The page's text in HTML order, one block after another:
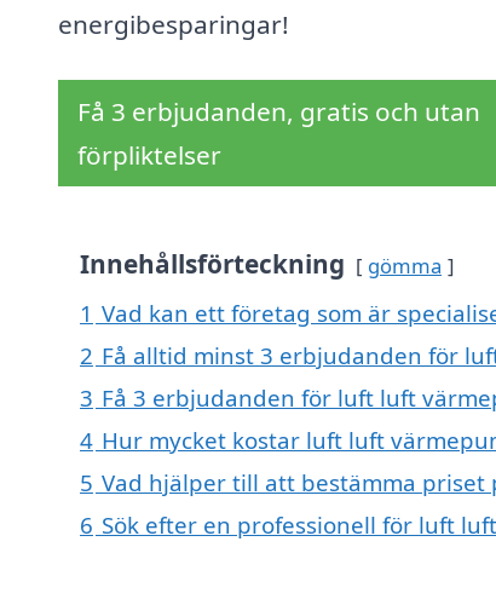
energibesparingar!
Få 3 erbjudanden, gratis och utan
förpliktelser
Innehållsförteckning gömma
1 Vad kan ett företag som är
2 Få alltid minst 3 erbjudanden för
3 Få 3 erbjudanden för luft luft
4 Hur mycket kostar luft luft
5 Vad hjälper till att bestämma
6 Sök efter en professionell för luft